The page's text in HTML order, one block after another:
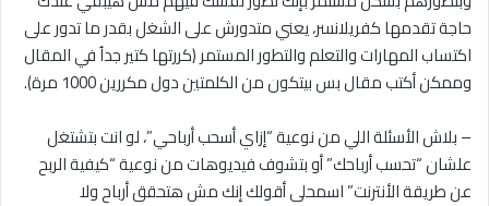
حاجة تقدمها كفريلانسر، يعني متدورش على الشغل بقدر ما تدور على
اكتساب المهارات والتعلم والتطور المستمر (كررتها كتير جداُ في المقال
وممكن أكتب مقال بس بيتكون من الكلمتين دول مكررين 1000 مرة).
– بلاش الأسئلة اللي من نوعية “إزاي أسحب أرباحي”، لو انت بتشتغل
علشان “تحسب أرباحك” أو بتشوف فيديوهات من نوعية “كيفية الربح
عن طريقة الأنترنت” اسمحلى أقولك إنك مش هتحقق أرباح ولا